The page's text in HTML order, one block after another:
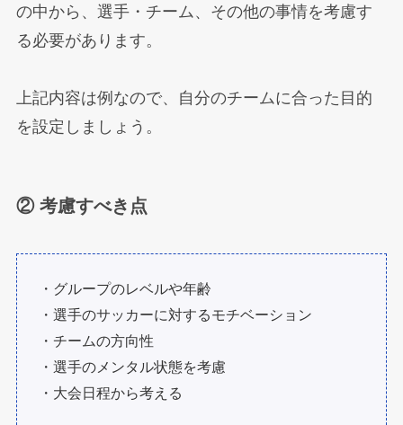
の中から、選手・チーム、その他の事情を考慮す
る必要があります。
上記内容は例なので、自分のチームに合った目的
を設定しましょう。
② 考慮すべき点
・グループのレベルや年齢
・選手のサッカーに対するモチベーション
・チームの方向性
・選手のメンタル状態を考慮
・大会日程から考える